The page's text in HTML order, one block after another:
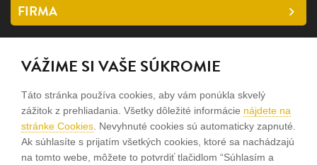
FIRMA
SLEDUJTE NÁS
facebook
instagram
Sme rodinná firma a zameriavame sa na predaj hodiniek a
VÁŽIME SI VAŠE SÚKROMIE
Táto stránka používa cookies, aby vám ponúkla skvelý
zážitok z prehliadania. Všetky dôležité informácie nájdete na
stránke Cookies . Nevyhnuté cookies sú automaticky zapnuté.
Ak súhlasíte s prijatím všetkých cookies, ktoré sa nachádzajú
na tomto webe, môžete to potvrdiť tlačidlom “Súhlasím a